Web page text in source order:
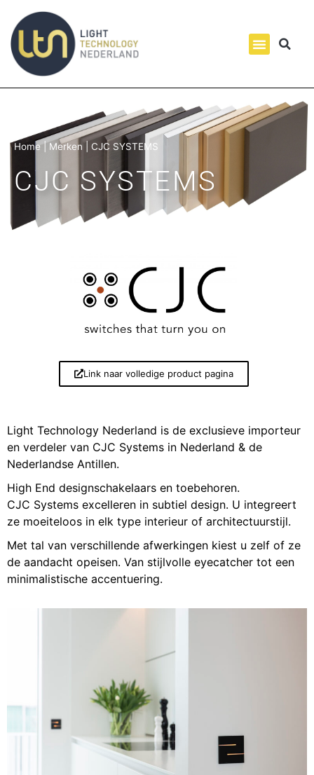
Home| Merken CJC SYSTEMS
CJC SYSTEMS
Link naar volledige product pagina
Light Technology Nederland is de exclusieve importeur
en verdeler van CJC Systems in Nederland & de
Nederlandse Antillen.
High End designschakelaars en toebehoren.
CJC Systems excelleren in subtiel design. U integreert
ze moeiteloos in elk type interieur of architectuurstijl.
Met tal van verschillende afwerkingen kiest u zelf of ze
de aandacht opeisen. Van stijlvolle eyecatcher tot een
minimalistische accentuering.